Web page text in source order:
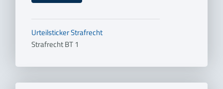
UrteilstickerStrafrecht
Strafrecht BT 1